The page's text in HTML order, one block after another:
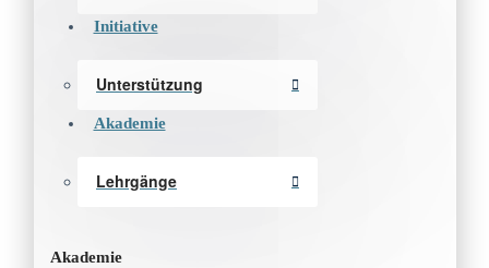
Initiative
Unterstützung
Akademie
Lehrgänge
Akademie